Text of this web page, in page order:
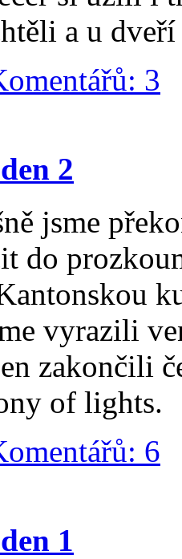
a u
3
2
jsme
do
vyrazili
zakončili
of lights.
6
1